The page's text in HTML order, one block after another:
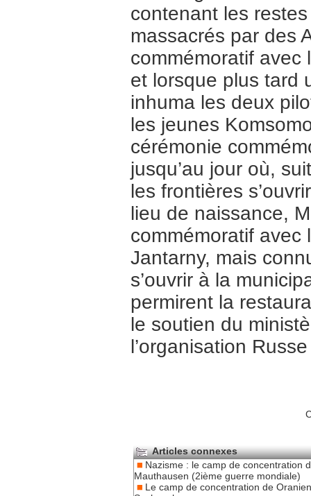
contenant les
massacrés par des
commémoratif avec
et lorsque plus tard
inhuma les deux
les jeunes
cérémonie
jusqu’au jour où,
les frontières
lieu de naissance,
commémoratif avec
Jantarny, mais
s’ouvrir à la
permirent la
le soutien du
l’organisation
Articles connexes
Nazisme : le camp de concentration
Mauthausen (2ième guerre mondiale)
Le camp de concentration de